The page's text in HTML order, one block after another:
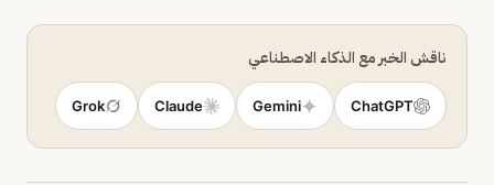
ناقش الخبر مع الذكاء الاصطناعي
ChatGPT
Gemini
Claude
Grok